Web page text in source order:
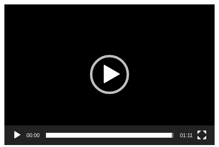
00:00 01:11